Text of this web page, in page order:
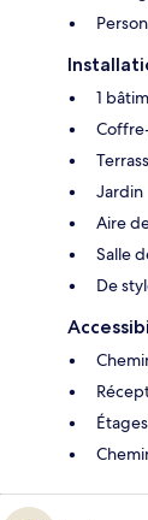
1
Jardin
Aire
Salle
De